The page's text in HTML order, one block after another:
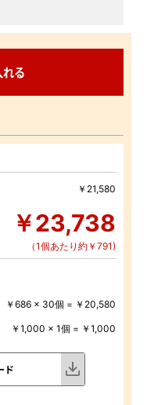
る
￥21,580
￥23,738
（1個あたり約￥791)
￥686 x 30個 = ￥20,580
￥1,000 x 1個 = ￥1,000
ド